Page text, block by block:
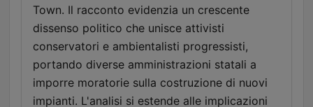
Town. Il racconto evidenzia un crescente
dissenso politico che unisce attivisti
conservatori e ambientalisti progressisti,
portando diverse amministrazioni statali a
imporre moratorie sulla costruzione di nuovi
impianti. L'analisi si estende alle implicazioni